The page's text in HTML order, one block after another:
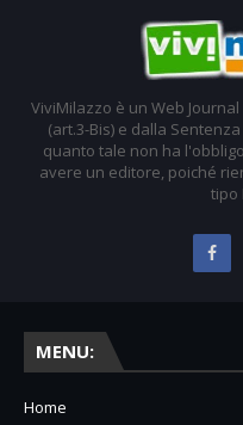
ViviMilazzo è un Web
(art.3-Bis) e dalla
quanto tale non ha
avere un editore, poiché
tipo
MENU:
Home